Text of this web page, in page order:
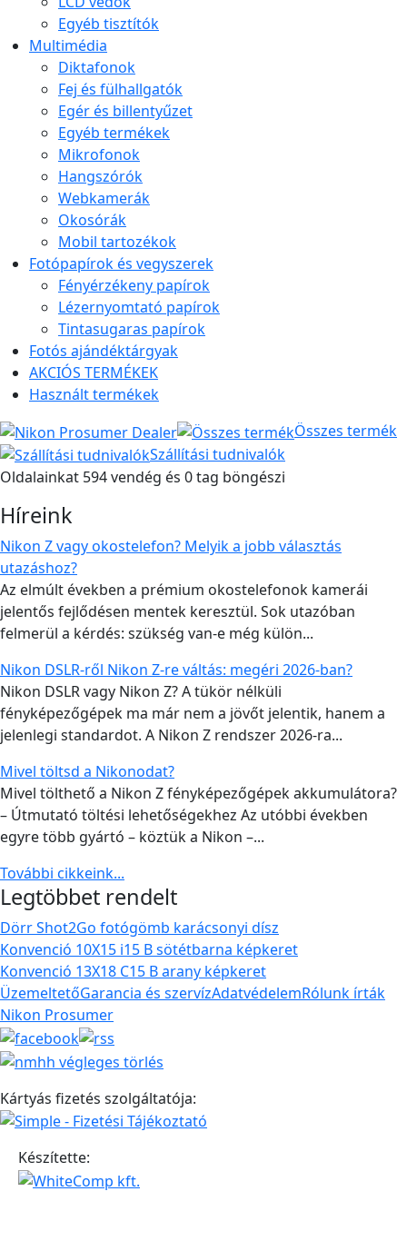
Egyéb tisztítók
Multimédia
Diktafonok
Fej és fülhallgatók
Egér és billentyűzet
Egyéb termékek
Mikrofonok
Hangszórók
Webkamerák
Okosórák
Mobil tartozékok
Fotópapírok és vegyszerek
Fényérzékeny papírok
Lézernyomtató papírok
Tintasugaras papírok
Fotós ajándéktárgyak
AKCIÓS TERMÉKEK
Használt termékek
Összes termék
Szállítási tudnivalók
Oldalainkat 594 vendég és 0 tag böngészi
Híreink
Nikon Z vagy okostelefon? Melyik a jobb választás
utazáshoz?
Az elmúlt években a prémium okostelefonok kamerái
jelentős fejlődésen mentek keresztül. Sok utazóban
felmerül a kérdés: szükség van-e még külön...
Nikon DSLR-ről Nikon Z-re váltás: megéri 2026-ban?
Nikon DSLR vagy Nikon Z? A tükör nélküli
fényképezőgépek ma már nem a jövőt jelentik, hanem a
jelenlegi standardot. A Nikon Z rendszer 2026-ra...
Mivel töltsd a Nikonodat?
Mivel tölthető a Nikon Z fényképezőgépek akkumulátora?
– Útmutató töltési lehetőségekhez Az utóbbi években
egyre több gyártó – köztük a Nikon –...
További cikkeink...
Legtöbbet rendelt
Dörr Shot2Go fotógömb karácsonyi dísz
Konvenció 10X15 i15 B sötétbarna képkeret
Konvenció 13X18 C15 B arany képkeret
ÜzemeltetőGarancia és szervízAdatvédelemRólunk írták
Nikon Prosumer
Kártyás fizetés szolgáltatója:
Készítette: